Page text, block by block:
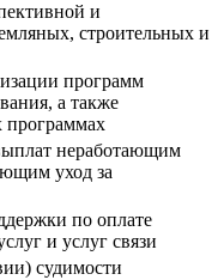
и
строительных и
программ
а также
программах
неработающим
уход за
по оплате
и услуг связи
судимости